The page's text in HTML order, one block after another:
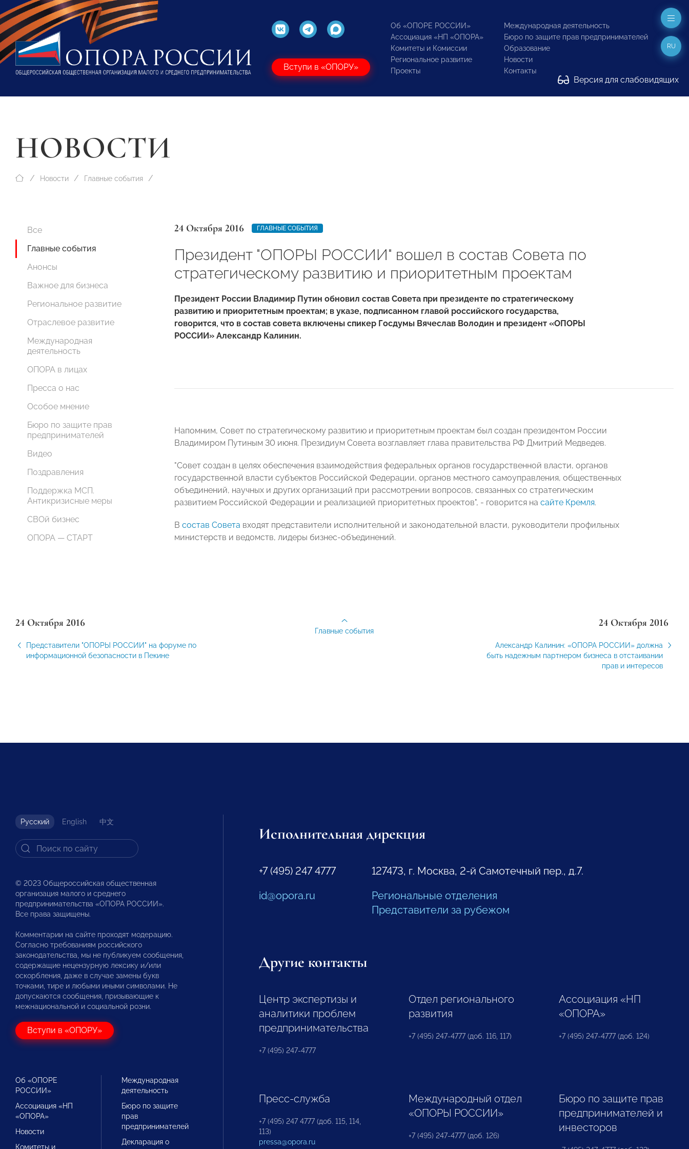
Вступи в «ОПОРУ»
Об «ОПОРЕ РОССИИ»
Ассоциация «НП «ОПОРА»
Комитеты и Комиссии
Региональное развитие
Проекты
Международная деятельность
Бюро по защите прав предпринимателей
Образование
Новости
Контакты
Версия для слабовидящих
RU
НОВОСТИ
Новости Главные события
Все
Главные события
Анонсы
Важное для бизнеса
Региональное развитие
Отраслевое развитие
Международная
деятельность
ОПОРА в лицах
Пресса о нас
Особое мнение
Бюро по защите прав
предпринимателей
Видео
Поздравления
Поддержка МСП.
Антикризисные меры
СВОй бизнес
ОПОРА — СТАРТ
24 Октября 2016 ГЛАВНЫЕ СОБЫТИЯ
Президент "ОПОРЫ РОССИИ" вошел в состав Совета по
стратегическому развитию и приоритетным проектам
Президент России Владимир Путин обновил состав Совета при президенте по стратегическому
развитию и приоритетным проектам; в указе, подписанном главой российского государства,
говорится, что в состав совета включены спикер Госдумы Вячеслав Володин и президент «ОПОРЫ
РОССИИ» Александр Калинин.
Напомним, Совет по стратегическому развитию и приоритетным проектам был создан президентом России
Владимиром Путиным 30 июня. Президиум Совета возглавляет глава правительства РФ Дмитрий Медведев.
"Совет создан в целях обеспечения взаимодействия федеральных органов государственной власти, органов
государственной власти субъектов Российской Федерации, органов местного самоуправления, общественных
объединений, научных и других организаций при рассмотрении вопросов, связанных со стратегическим
развитием Российской Федерации и реализацией приоритетных проектов", - говорится на сайте Кремля.
В состав Совета входят представители исполнительной и законодательной власти, руководители профильных
министерств и ведомств, лидеры бизнес-объединений.
24 Октября 2016
Представители "ОПОРЫ РОССИИ" на форуме по
информационной безопасности в Пекине
24 Октября 2016
Александр Калинин: «ОПОРА РОССИИ» должна
быть надежным партнером бизнеса в отстаивании
прав и интересов
Главные события
Русский English 中文
© 2023 Общероссийская общественная
организация малого и среднего
предпринимательства «ОПОРА РОССИИ».
Все права защищены.
Комментарии на сайте проходят модерацию.
Согласно требованиям российского
законодательства, мы не публикуем сообщения,
содержащие нецензурную лексику и/или
оскорбления, даже в случае замены букв
точками, тире и любыми иными символами. Не
допускаются сообщения, призывающие к
межнациональной и социальной розни.
Вступи в «ОПОРУ»
Об «ОПОРЕ
РОССИИ»
Ассоциация «НП
«ОПОРА»
Новости
Комитеты и
Международная
деятельность
Бюро по защите
прав
предпринимателей
Декларация о
Исполнительная дирекция
+7 (495) 247 4777
id@opora.ru
127473, г. Москва, 2-й Самотечный пер., д.7.
Региональные отделения
Представители за рубежом
Другие контакты
Центр экспертизы и
аналитики проблем
предпринимательства
+7 (495) 247-4777
Отдел регионального
развития
+7 (495) 247-4777 (доб. 116, 117)
Ассоциация «НП
«ОПОРА»
+7 (495) 247-4777 (доб. 124)
Пресс-служба
+7 (495) 247 4777 (доб. 115, 114,
113)
pressa@opora.ru
Международный отдел
«ОПОРЫ РОССИИ»
+7 (495) 247-4777 (доб. 126)
Бюро по защите прав
предпринимателей и
инвесторов